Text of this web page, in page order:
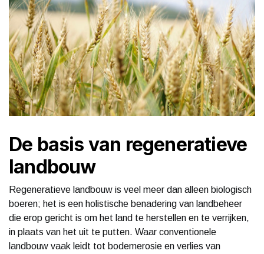
De basis van regeneratieve
landbouw
Regeneratieve landbouw is veel meer dan alleen biologisch
boeren; het is een holistische benadering van landbeheer
die erop gericht is om het land te herstellen en te verrijken,
in plaats van het uit te putten. Waar conventionele
landbouw vaak leidt tot bodemerosie en verlies van